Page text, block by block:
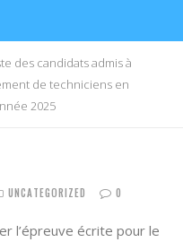
des candidats admis à
de techniciens en
2025
UNCATEGORIZED 0
l’épreuve écrite pour le